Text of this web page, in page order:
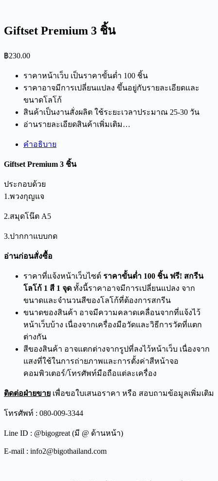
Giftset Premium 3 ชิ้น
฿230.00
ราคาหน้าเว็บ เป็นราคาขั้นต่ำ 100 ชิ้น
ราคาอาจมีการเปลี่ยนแปลง ขึ้นอยู่กับรายละเอียดและ
ขนาดโลโก้
สินค้าเป็นงานสั่งผลิต ใช้ระยะเวลาประมาณ 25-30 วัน
อ่านรายละเอียดสินค้าเพิ่มเติม…
คำอธิบาย
Giftset Premium 3 ชิ้น
ประกอบด้วย
1.พวงกุญแจ
2.สมุดโน๊ต A5
3.ปากกาแบบกด
อ่านก่อนสั่งซื้อ
ราคาที่แจ้งหน้าเว็บไซต์ ราคาขั้นต่ำ 100 ชิ้น ฟรี! สกรีน
โลโก้ 1 สี 1 จุด ทั้งนี้ราคาอาจมีการเปลี่ยนแปลง จาก
ขนาดและจำนวนสีของโลโก้ที่ต้องการสกรีน
ขนาดของสินค้า อาจมีความคลาดเคลื่อนจากที่แจ้งไว้
หน้าเว็บบ้าง เนื่องจากเครื่องมือวัดและวิธีการวัดที่แตก
ต่างกัน
สีของสินค้า อาจแตกต่างจากรูปที่ลงไว้หน้าเว็บ เนื่องจาก
แสงที่ใช้ในการถ่ายภาพและการตั้งค่าสีหน้าจอ
คอมพิวเตอร์/โทรศัพท์มือถือแต่ละเครื่อง
ติดต่อฝ่ายขาย เพื่อขอใบเสนอราคา หรือ สอบถามข้อมูลเพิ่มเติม
โทรศัพท์ : 080-009-3344
Line ID : @bigogreat (มี @ ด้านหน้า)
E-mail : info2@bigothailand.com